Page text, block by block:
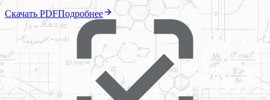
Скачать PDFПодробнее